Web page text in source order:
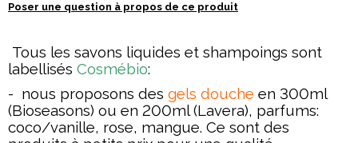
Poser une question à propos de ce produit
Tous les savons liquides et shampoings sont
labellisés Cosmébio:
- nous proposons des gels douche en 300ml
(Bioseasons) ou en 200ml (Lavera), parfums:
coco/vanille, rose, mangue. Ce sont des